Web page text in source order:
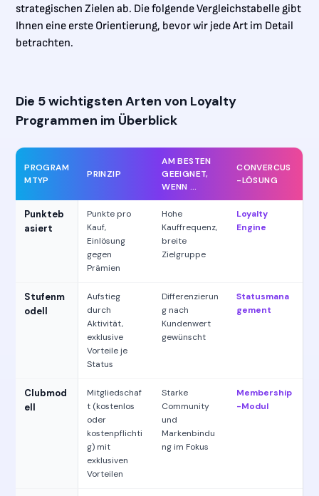
strategischen Zielen ab. Die folgende Vergleichstabelle gibt
Ihnen eine erste Orientierung, bevor wir jede Art im Detail
betrachten.
Die 5 wichtigsten Arten von Loyalty
Programmen im Überblick
PROGRAM
MTYP
PRINZIP
AM BESTEN
GEEIGNET,
WENN …
CONVERCUS
-LÖSUNG
Punkteb
asiert
Punkte pro
Kauf,
Einlösung
gegen
Prämien
Hohe
Kauffrequenz,
breite
Zielgruppe
Loyalty
Engine
Stufenm
odell
Aufstieg
durch
Aktivität,
exklusive
Vorteile je
Status
Differenzierun
g nach
Kundenwert
gewünscht
Statusmana
gement
Clubmod
ell
Mitgliedschaf
t (kostenlos
oder
kostenpflichti
g) mit
exklusiven
Vorteilen
Starke
Community
und
Markenbindu
ng im Fokus
Membership
-Modul